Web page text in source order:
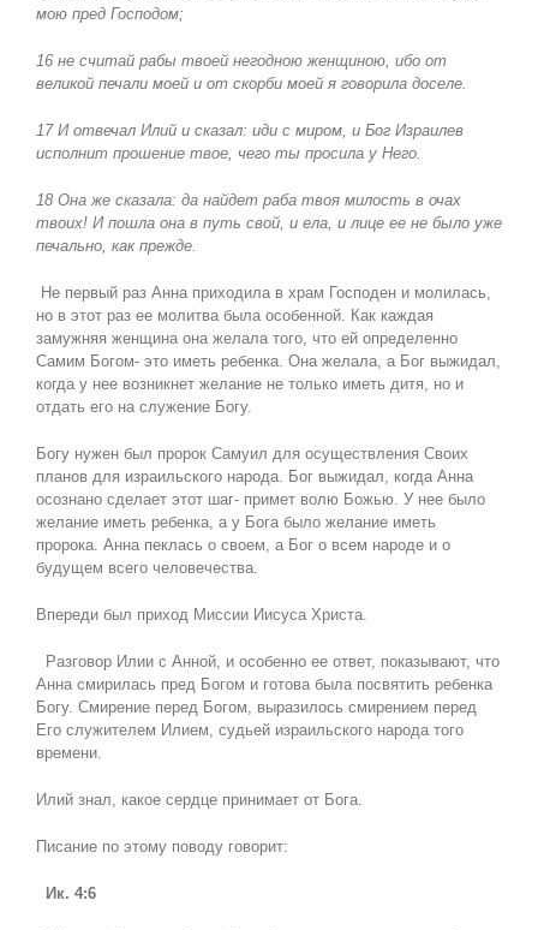
мою пред Господом;
16 не считай рабы твоей негодною женщиною, ибо от
великой печали моей и от скорби моей я говорила доселе.
17 И отвечал Илий и сказал: иди с миром, и Бог Израилев
исполнит прошение твое, чего ты просила у Него.
18 Она же сказала: да найдет раба твоя милость в очах
твоих! И пошла она в путь свой, и ела, и лице ее не было уже
печально, как прежде.
Не первый раз Анна приходила в храм Господен и молилась,
но в этот раз ее молитва была особенной. Как каждая
замужняя женщина она желала того, что ей определенно
Самим Богом- это иметь ребенка. Она желала, а Бог выжидал,
когда у нее возникнет желание не только иметь дитя, но и
отдать его на служение Богу.
Богу нужен был пророк Самуил для осуществления Своих
планов для израильского народа. Бог выжидал, когда Анна
осознано сделает этот шаг- примет волю Божью. У нее было
желание иметь ребенка, а у Бога было желание иметь
пророка. Анна пеклась о своем, а Бог о всем народе и о
будущем всего человечества.
Впереди был приход Миссии Иисуса Христа.
Разговор Илии с Анной, и особенно ее ответ, показывают, что
Анна смирилась пред Богом и готова была посвятить ребенка
Богу. Смирение перед Богом, выразилось смирением перед
Его служителем Илием, судьей израильского народа того
времени.
Илий знал, какое сердце принимает от Бога.
Писание по этому поводу говорит:
Ик. 4:6